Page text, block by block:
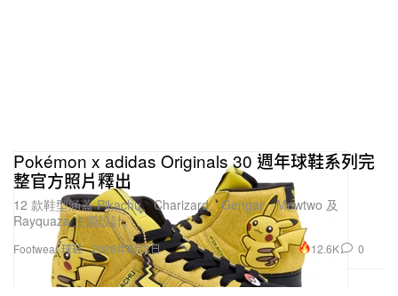
Footwear 球鞋
Pokémon x adidas Originals 30 週年球鞋系列完
整官方照片釋出
12 款鞋型涵蓋 Pikachu、Charizard、Gengar、Mewtwo 及
Rayquaza 主題設計。
2026年8月3日 12.6K 0